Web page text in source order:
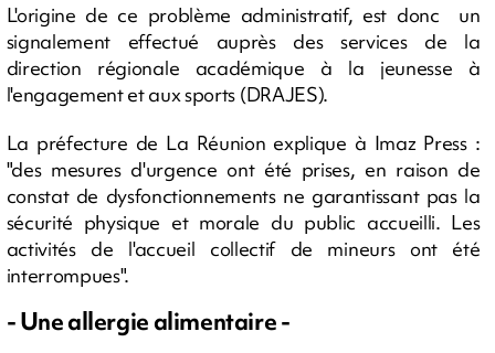
L'origine de ce problème administratif, est donc un
signalement effectué auprès des services de la
direction régionale académique à la jeunesse à
l'engagement et aux sports (DRAJES).
La préfecture de La Réunion explique à Imaz Press :
"des mesures d'urgence ont été prises, en raison de
constat de dysfonctionnements ne garantissant pas la
sécurité physique et morale du public accueilli. Les
activités de l'accueil collectif de mineurs ont été
interrompues".
- Une allergie alimentaire -